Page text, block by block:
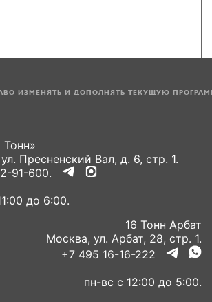
ИЗМЕНЯТЬ И ДОПОЛНЯТЬ ТЕКУЩУЮ
Тонн»
Пресненский Вал, д. 6, стр. 1.
91-600.
до 6:00.
16 Тонн Арбат
Москва, ул. Арбат, 28, стр. 1.
+7 495 16-16-222
пн-вс с 12:00 до 5:00.